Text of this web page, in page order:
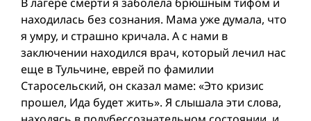
находилась без сознания. Мама уже думала, что
я умру, и страшно кричала. А с нами в
заключении находился врач, который лечил нас
еще в Тульчине, еврей по фамилии
Старосельский, он сказал маме: «Это кризис
прошел, Ида будет жить». Я слышала эти слова,